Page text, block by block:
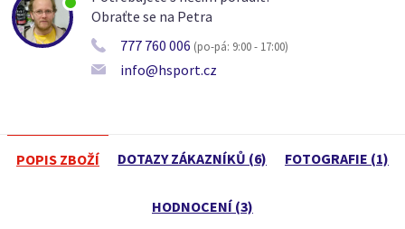
Obraťte se na Petra
777 760 006 (po-pá: 9:00 - 17:00)
info@hsport.cz
POPIS ZBOŽÍ DOTAZY ZÁKAZNÍKŮ (6) FOTOGRAFIE (1)
HODNOCENÍ (3)